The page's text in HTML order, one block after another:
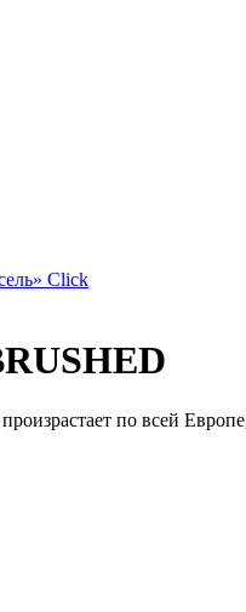
Click
по всей